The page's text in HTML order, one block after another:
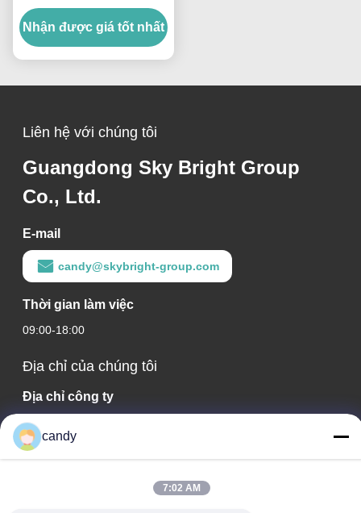
phthalate, chất hóa dẻo
epoxy cho ESBO
0.988g/cm3
Nhận được giá tốt nhất
Liên hệ với chúng tôi
Guangdong Sky Bright Group
Co., Ltd.
E-mail
candy@skybright-group.com
Thời gian làm việc
09:00-18:00
Địa chỉ của chúng tôi
Địa chỉ công ty
Phố Zumiao, Quận Chancheng, Phật Sơn, Quảng Đông,
Trung Quốc.
candy
7:02 AM